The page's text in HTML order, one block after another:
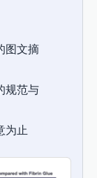
图文摘
规范与
为止